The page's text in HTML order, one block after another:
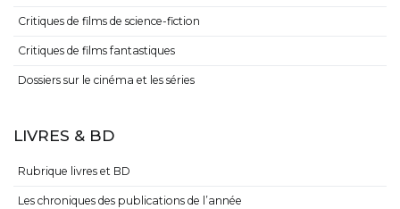
Critiques de films de science-fiction
Critiques de films fantastiques
Dossiers sur le cinéma et les séries
LIVRES & BD
Rubrique livres et BD
Les chroniques des publications de l’année